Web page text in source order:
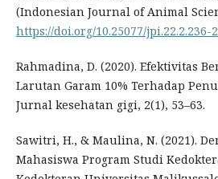
(Indonesian Journal of Animal
https://doi.org/10.25077/jpi.22.2.236-
Rahmadina, D. (2020). Efektivitas
Larutan Garam 10% Terhadap
Jurnal kesehatan gigi, 2(1), 53–63.
Sawitri, H., & Maulina, N. (2021).
Mahasiswa Program Studi